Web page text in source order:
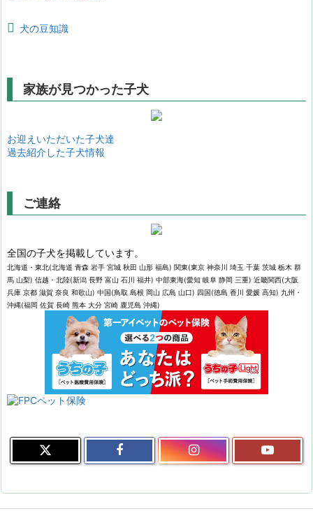
犬の豆知識
家族が見つかった子犬
お迎えいただいた子犬達
過去紹介した子犬情報
ご連絡
全国の子犬を掲載しています。
北海道・東北(北海道 青森 岩手 宮城 秋田 山形 福島) 関東(東京 神奈川 埼玉 千葉 茨城 栃木 群
馬 山梨) 信越・北陸(新潟 長野 富山 石川 福井) 中部東海(愛知 岐阜 静岡 三重) 近畿関西(大阪
兵庫 京都 滋賀 奈良 和歌山) 中国(鳥取 島根 岡山 広島 山口) 四国(徳島 香川 愛媛 高知) 九州・
沖縄(福岡 佐賀 長崎 熊本 大分 宮崎 鹿児島 沖縄)